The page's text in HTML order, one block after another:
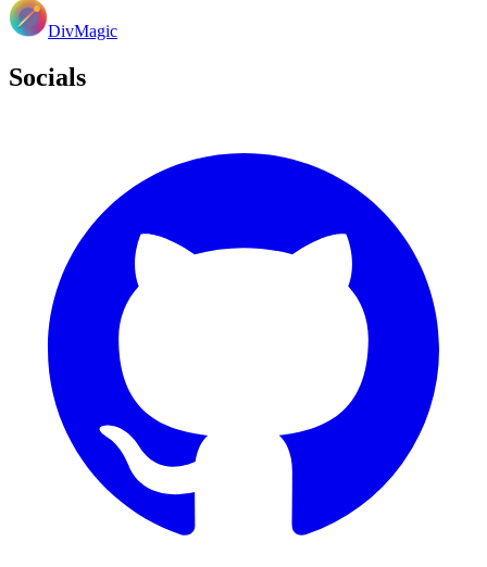
DivMagic
Socials